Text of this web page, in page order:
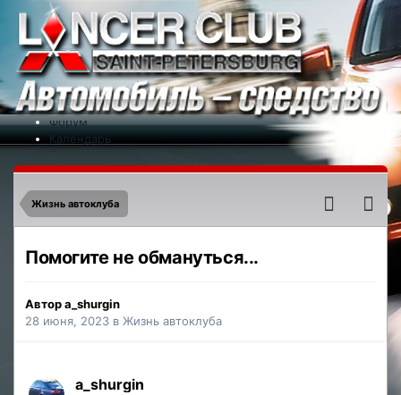
Меню
На сайт
Форум
Календарь
Новости
Контакты
Жизнь автоклуба
Помогите не обмануться...
Авторa_shurgin
28 июня, 2023 в Жизнь автоклуба
a_shurgin